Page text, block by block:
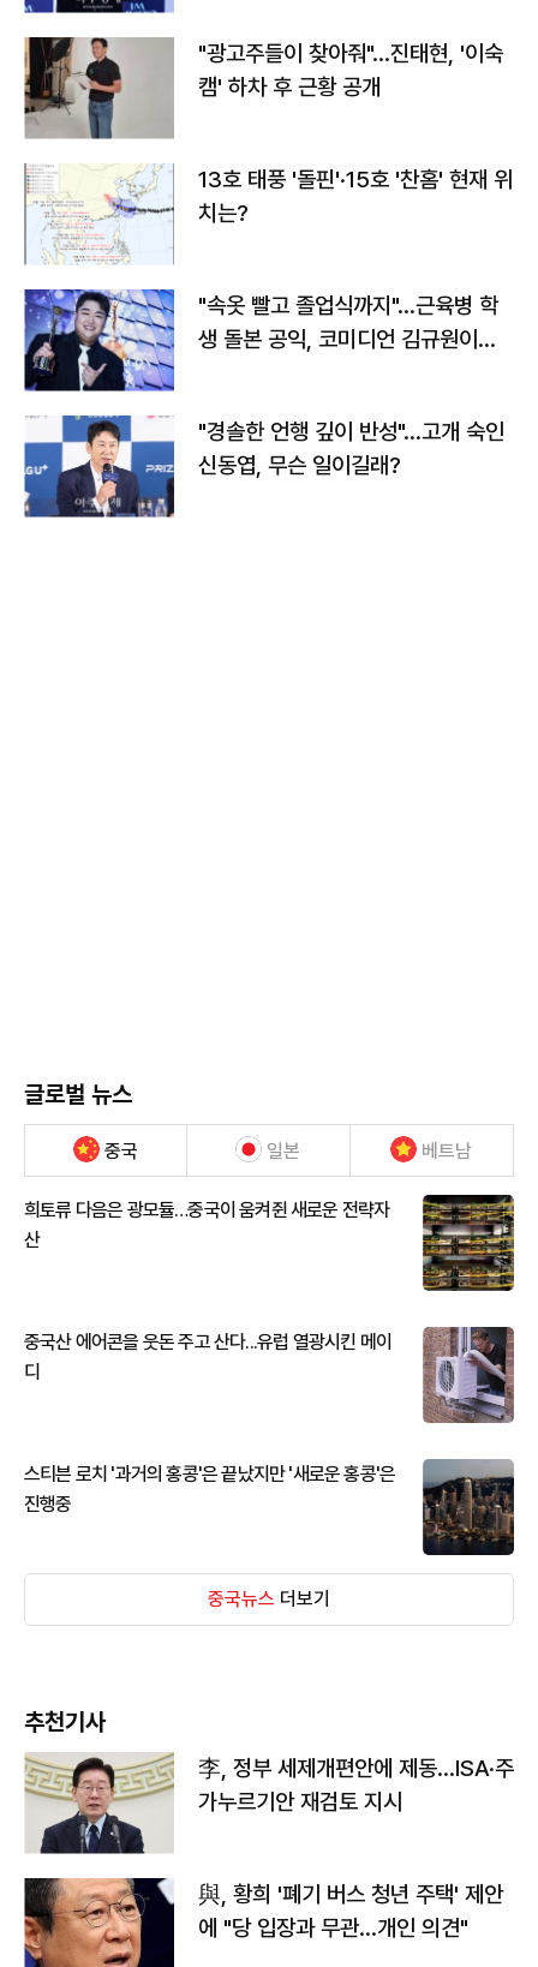
"광고주들이 찾아줘"…진태현, '이숙
캠' 하차 후 근황 공개
13호 태풍 '돌핀'·15호 '찬홈' 현재 위
치는?
"속옷 빨고 졸업식까지"…근육병 학
생 돌본 공익, 코미디언 김규원이었
"경솔한 언행 깊이 반성"…고개 숙인
신동엽, 무슨 일이길래?
글로벌 뉴스
중국 일본 베트남
희토류 다음은 광모듈…중국이 움켜쥔 새로운 전략자
산
중국산 에어콘을 웃돈 주고 산다...유럽 열광시킨 메이
디
스티븐 로치 '과거의 홍콩'은 끝났지만 '새로운 홍콩'은
진행중
중국뉴스 더보기
추천기사
李, 정부 세제개편안에 제동…ISA·주
가누르기안 재검토 지시
與, 황희 '폐기 버스 청년 주택' 제안
에 "당 입장과 무관…개인 의견"